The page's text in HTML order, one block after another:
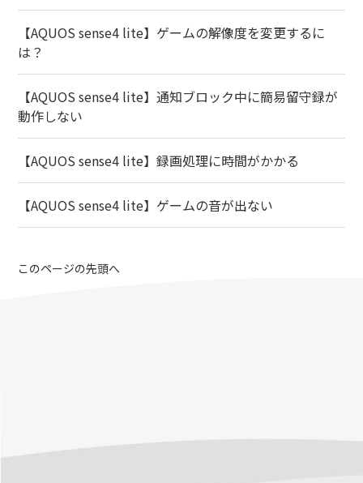
【AQUOS sense4 lite】ゲームの解像度を変更するに
は？
【AQUOS sense4 lite】通知ブロック中に簡易留守録が
動作しない
【AQUOS sense4 lite】録画処理に時間がかかる
【AQUOS sense4 lite】ゲームの音が出ない
このページの先頭へ